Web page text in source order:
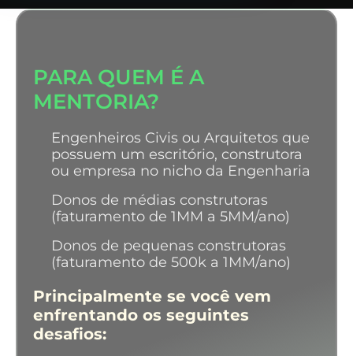
PARA QUEM É A
MENTORIA?
Engenheiros Civis ou Arquitetos que
possuem um escritório, construtora
ou empresa no nicho da Engenharia
Donos de médias construtoras
(faturamento de 1MM a 5MM/ano)
Donos de pequenas construtoras
(faturamento de 500k a 1MM/ano)
Principalmente se você vem
enfrentando os seguintes
desafios: